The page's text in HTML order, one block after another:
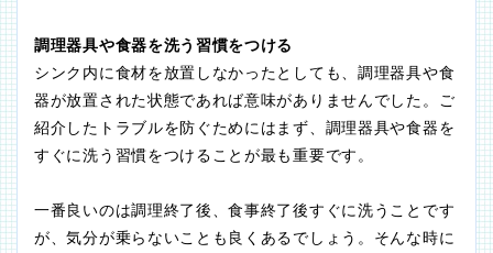
調理器具や食器を洗う習慣をつける
シンク内に食材を放置しなかったとしても、調理器具や食
器が放置された状態であれば意味がありませんでした。ご
紹介したトラブルを防ぐためにはまず、調理器具や食器を
すぐに洗う習慣をつけることが最も重要です。
一番良いのは調理終了後、食事終了後すぐに洗うことです
が、気分が乗らないことも良くあるでしょう。そんな時に